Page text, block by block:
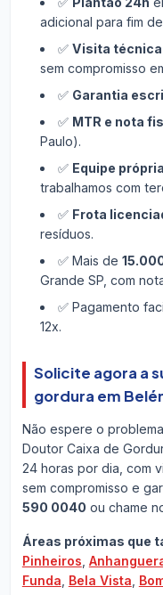
adicional para fim
✅ Visita
sem compromisso
✅ Garantia
✅ MTR e nota
Paulo).
✅ Equipe
trabalhamos com
✅ Frota
resíduos.
✅ Mais de
Grande SP, com
✅ Pagamento
12x.
Solicite agora a
gordura em
Não espere o
Doutor Caixa de
24 horas por dia, com
sem compromisso e
590 0040 ou chame
Áreas próximas que
Pinheiros
Funda Bela Vista